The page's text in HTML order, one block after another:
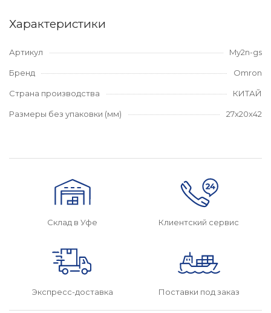
Характеристики
Артикул My2n-gs
Бренд Omron
Страна производства КИТАЙ
Размеры без упаковки (мм) 27x20x42
Склад в Уфе Клиентский сервис
Экспресс-доставка Поставки под заказ